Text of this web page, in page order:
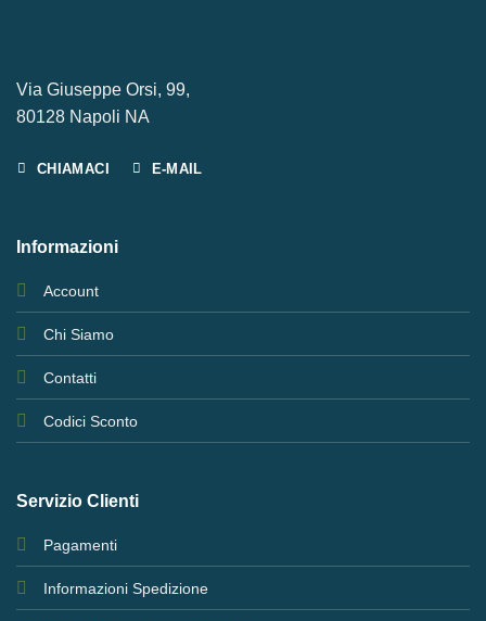
Via Giuseppe Orsi, 99,
80128 Napoli NA
CHIAMACI E-MAIL
Informazioni
Account
Chi Siamo
Contatti
Codici Sconto
Servizio Clienti
Pagamenti
Informazioni Spedizione